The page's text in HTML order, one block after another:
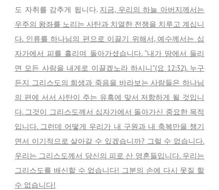
도 자취를 감추게 됩니다. 지금, 우리의 하늘 아버지께서는
우주의 왕좌를 노리는 사탄과 치열한 전쟁을 치루고 계십니
다. 인류를 하나님의 편으로 이끌기 위해서, 예수께서는 십
자가에서 피를 흘리며 돌아가셨습니다. “내가 땅에서 들리
면 모든 사람을 내게로 이끌겠노라 하시니”(요 12:32). 누구
든지 그리스도의 희생과 죽음을 바라보는 사람들은 하나님
의 편에 서서 사탄이 주는 유혹에 맞서 저항하게 될 것입니
다. 그것이 그리스도께서 십자가에서 돌아가신 중요한 목적
입니다. 그런데 어떻게 우리가 내 구원과 내 축복만을 챙기
면서 이기적으로 살아갈 수 있겠습니까? 그럴 수 없습니다.
우리는 그리스도께서 당신의 피로 산 영혼들입니다. 우리는
그리스도를 배신할 수 없습니다! 그분의 손에 다시 못질 할
수 없습니다!